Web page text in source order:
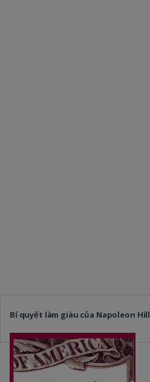
Bí quyết làm giàu của Napoleon Hill